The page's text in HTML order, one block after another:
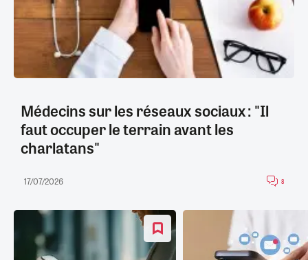
Médecins sur les réseaux sociaux : "Il
faut occuper le terrain avant les
charlatans"
17/07/2026 8